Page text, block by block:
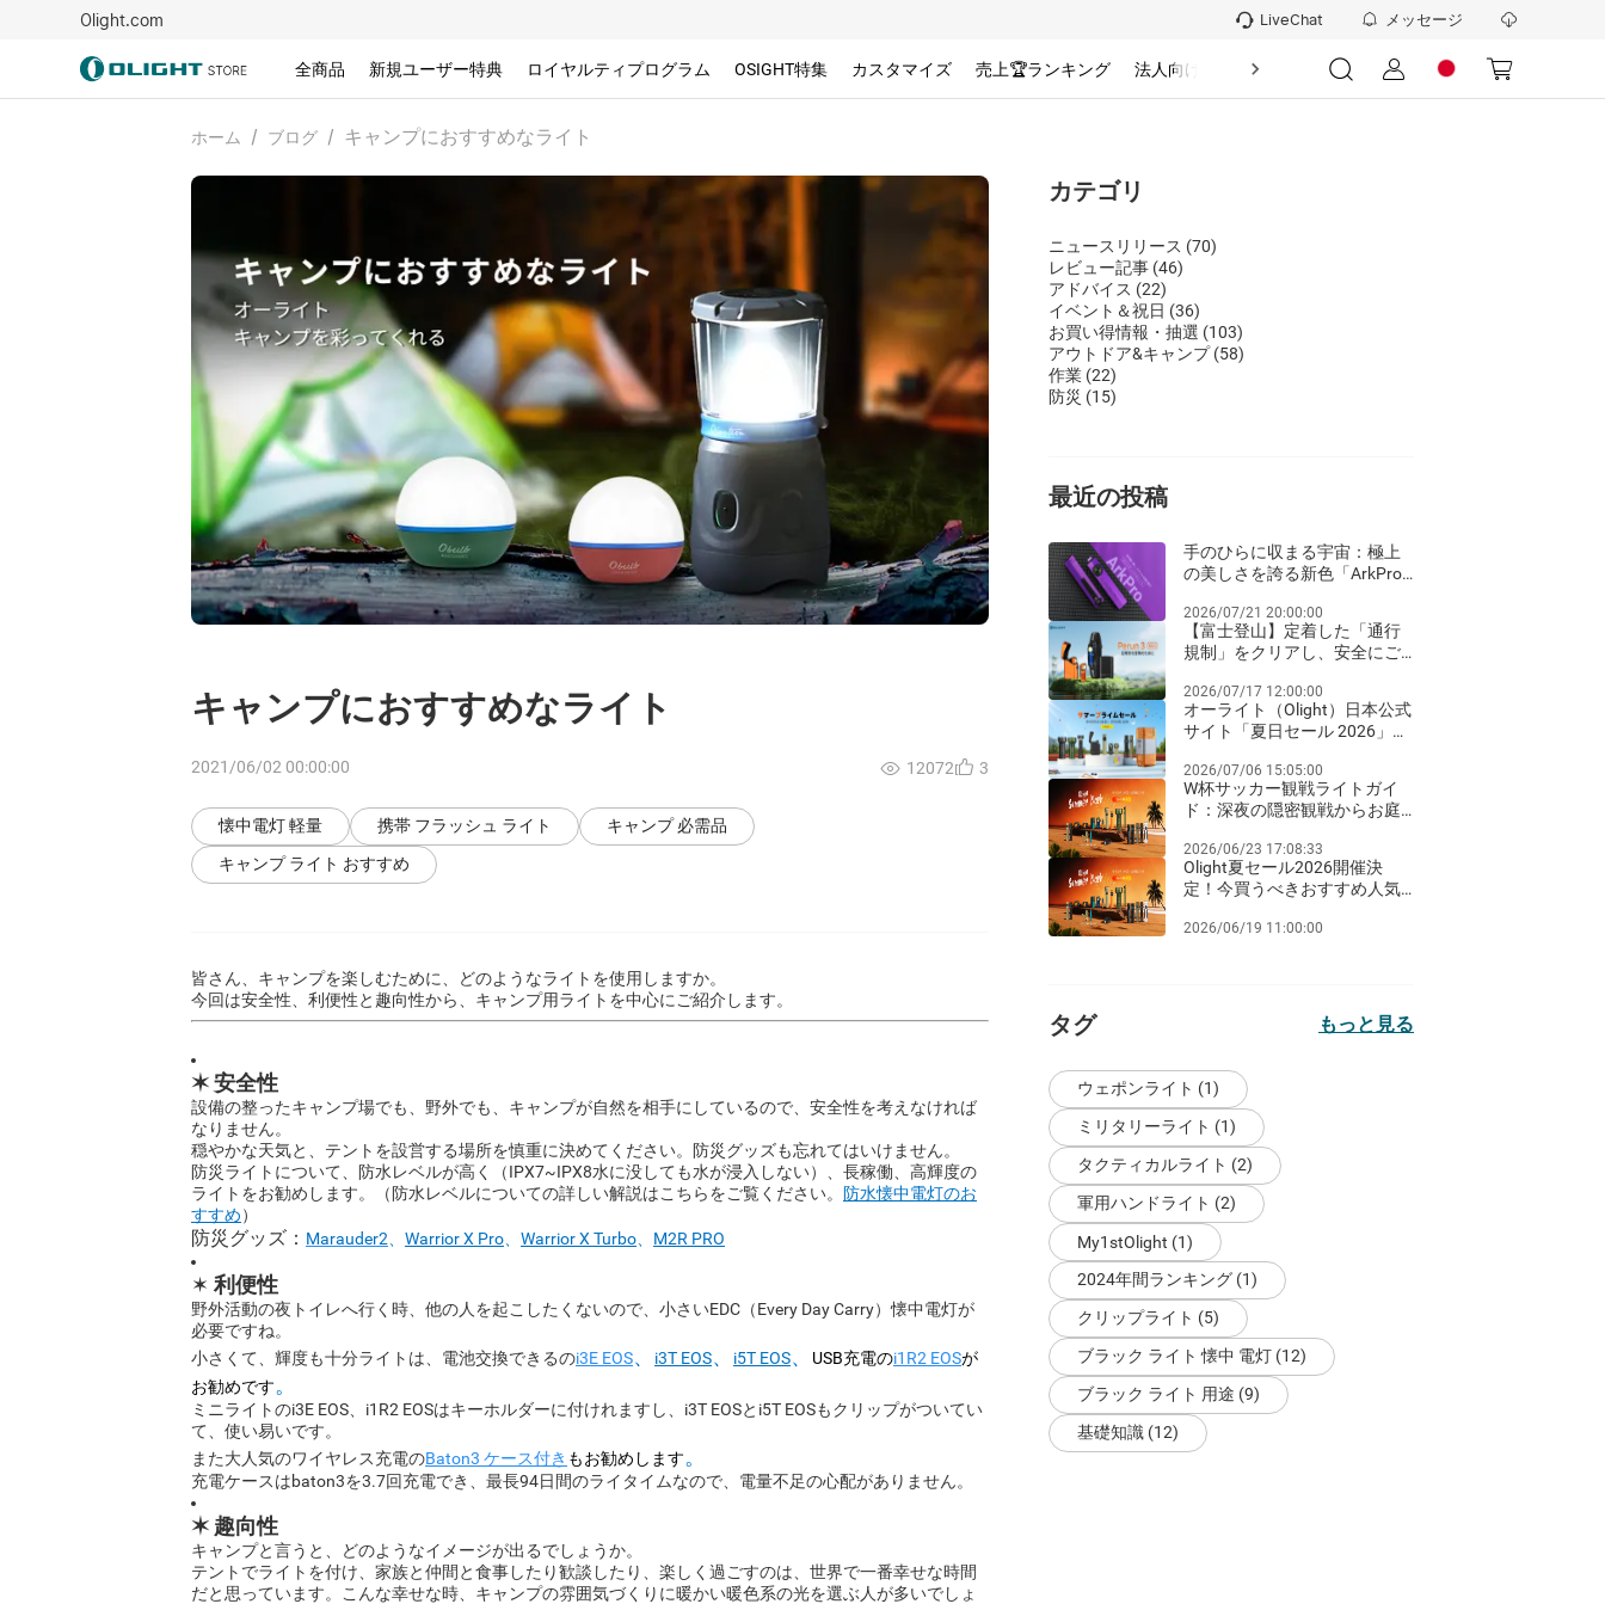
Olight.com LiveChat メッセージ
全商品 新規ユーザー特典 ロイヤルティプログラム OSIGHT特集 カスタマイズ 売上🏆ランキング 法人向け 情報
ホーム / ブログ / キャンプにおすすめなライト
キャンプにおすすめなライト
2021/06/02 00:00:00
懐中電灯 軽量 携帯 フラッシュ ライト
キャンプ 必需品
キャンプ ライト おすすめ
12072 3
皆さん、キャンプを楽しむために、どのようなライトを使用しますか。
今回は安全性、利便性と趣向性から、キャンプ用ライトを中心にご紹介します。
✶ 安全性
設備の整ったキャンプ場でも、野外でも、キャンプが自然を相手にしているので、安全性を考えなければ
なりません。
穏やかな天気と、テントを設営する場所を慎重に決めてください。防災グッズも忘れてはいけません。
防災ライトについて、防水レベルが高く（IPX7~IPX8水に没しても水が浸入しない）、長稼働、高輝度の
ライトをお勧めします。（防水レベルについての詳しい解説はこちらをご覧ください。 防水懐中電灯のお
すすめ）
防災グッズ： Marauder2 、Warrior X Pro 、Warrior X Turbo M2R PRO
✶ 利便性
野外活動の夜トイレへ行く時、他の人を起こしたくないので、小さいEDC（Every Day Carry）懐中電灯が
必要ですね。
小さくて、輝度も十分ライトは、電池交換できるのi3E EOS、 i3T EOS、 i5T EOS、 USB充電のi1R2 EOSが
お勧めです。
ミニライトのi3E EOS、i1R2 EOSはキーホルダーに付けれますし、i3T EOSとi5T EOSもクリップがついてい
て、使い易いです。
また大人気のワイヤレス充電のBaton3 ケース付き もお勧めします。
充電ケースはbaton3を3.7回充電でき、最長94日間のライタイムなので、電量不足の心配がありません。
✶ 趣向性
キャンプと言うと、どのようなイメージが出るでしょうか。
テントでライトを付け、家族と仲間と食事したり歓談したり、楽しく過ごすのは、世界で一番幸せな時間
だと思っています。こんな幸せな時、キャンプの雰囲気づくりに暖かい暖色系の光を選ぶ人が多いでしょ
カテゴリ
ニュースリリース (70)
レビュー記事 (46)
アドバイス (22)
イベント＆祝日 (36)
お買い得情報・抽選 (103)
アウトドア&キャンプ(58)
作業 (22)
防災 (15)
最近の投稿
手のひらに収まる宇宙：極上
の美しさを誇る新色「ArkPro
登場！
2026/07/21 20:00:00
【富士登山】定着した「通行
規制」をクリアし、安全にご
ト装備ガイド
2026/07/17 12:00:00
オーライト（Olight）日本公式
サイト「夏日セール 2026」完
同期のビッグセールとお得な
クリアランス祭り！
2026/07/06 15:05:00
W杯サッカー観戦ライトガイ
ド：深夜の隠密観戦からお庭
2026/06/23 17:08:33
Olight夏セール2026開催決
定！今買うべきおすすめ人気
2026/06/19 11:00:00
タグ もっと見る
ウェポンライト (1)
ミリタリーライト (1)
タクティカルライト (2)
軍用ハンドライト (2)
My1stOlight (1)
2024年間ランキング (1)
クリップライト (5)
ブラック ライト 懐中 電灯 (12)
ブラック ライト 用途 (9)
基礎知識 (12)